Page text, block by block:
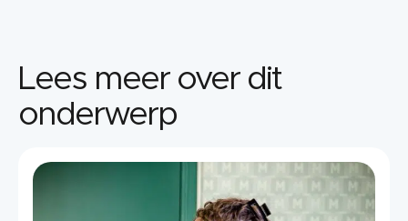
Lees meer over dit
onderwerp